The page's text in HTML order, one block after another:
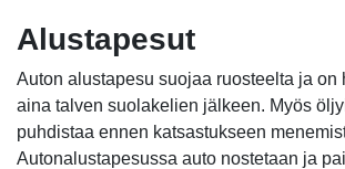
Alustapesut
Auton alustapesu suojaa ruosteelta ja on
aina talven suolakelien jälkeen. Myös
puhdistaa ennen katsastukseen
Autonalustapesussa auto nostetaan ja